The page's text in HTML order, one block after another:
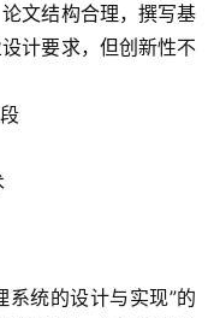
文结构合理，撰写基
计要求，但创新性不
统的设计与实现”的